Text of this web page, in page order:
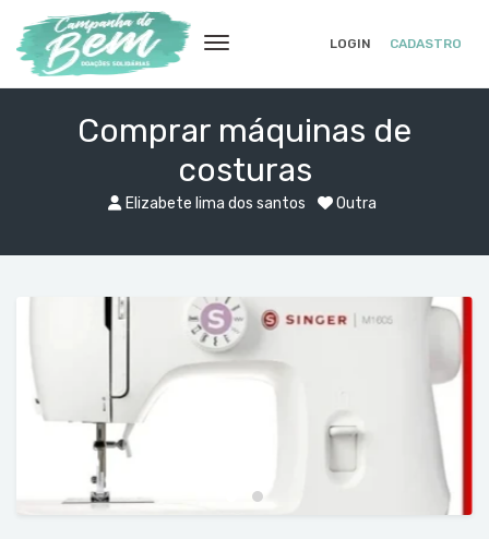
LOGIN CADASTRO
Comprar máquinas de
costuras
Elizabete lima dos santos Outra